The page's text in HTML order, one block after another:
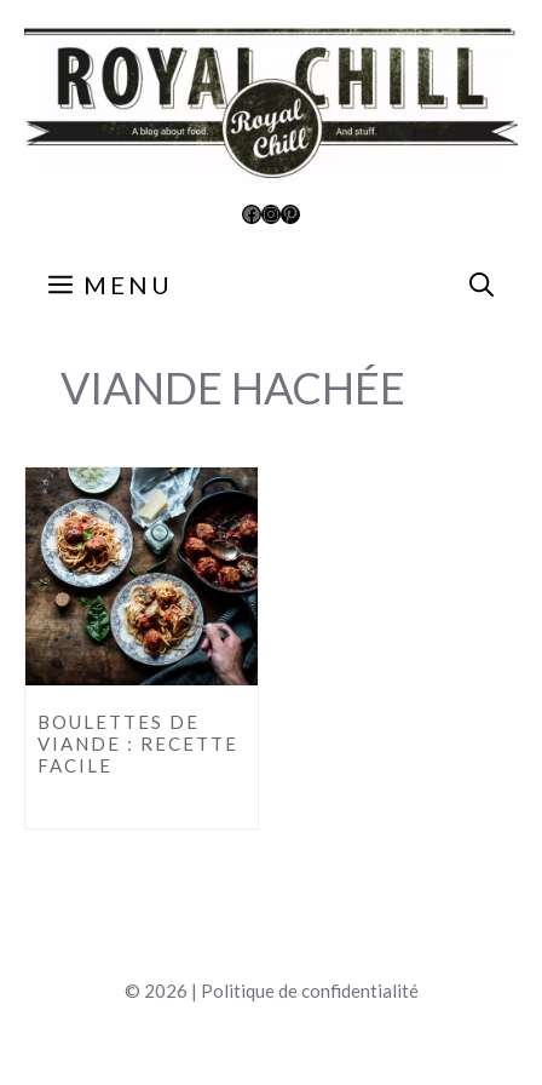
contenu
Facebook
Instagram
Pinterest
MENU
VIANDE HACHÉE
BOULETTES DE
VIANDE : RECETTE
FACILE
© 2026 | Politique de confidentialité